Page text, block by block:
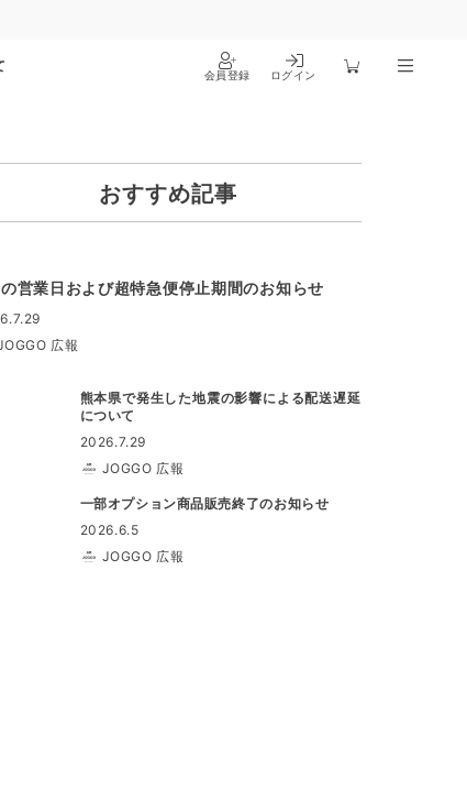
会員登録 ログイン
おすすめ記事
営業日および超特急便停止期間のお知らせ
広報
熊本県で発生した地震の影響による配送遅延
について
2026.7.29
JOGGO 広報
一部オプション商品販売終了のお知らせ
2026.6.5
JOGGO 広報